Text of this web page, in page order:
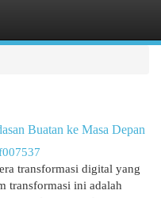
Buatan ke Masa Depan
transformasi digital yang
transformasi ini adalah